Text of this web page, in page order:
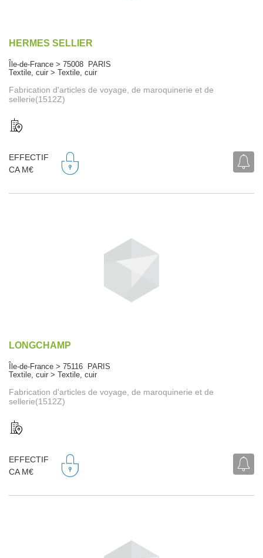
HERMES SELLIER
Île-de-France > 75008 PARIS
Textile, cuir > Textile, cuir
Fabrication d'articles de voyage, de maroquinerie et de
sellerie(1512Z)
EFFECTIF
CA M€
LONGCHAMP
Île-de-France > 75116 PARIS
Textile, cuir > Textile, cuir
Fabrication d'articles de voyage, de maroquinerie et de
sellerie(1512Z)
EFFECTIF
CA M€